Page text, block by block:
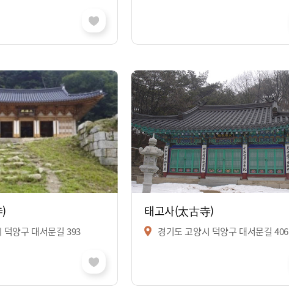
덕양구 대서문길 393
태고사(太古寺)
경기도 고양시 덕양구 대서문길 406